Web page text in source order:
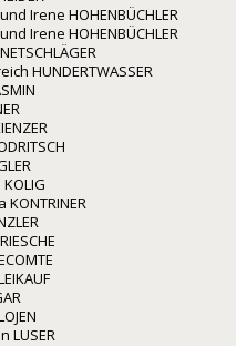
Irene HOHENBÜCHLER
Irene HOHENBÜCHLER
HUNDERTWASSER
LUSER